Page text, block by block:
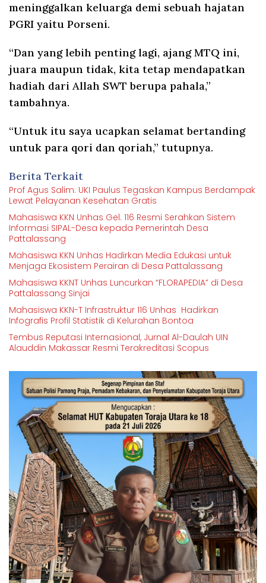
meninggalkan keluarga demi sebuah hajatan
PGRI yaitu Porseni.
“Dan yang lebih penting lagi, ajang MTQ ini,
juara maupun tidak, kita tetap mendapatkan
hadiah dari Allah SWT berupa pahala,”
tambahnya.
“Untuk itu saya ucapkan selamat bertanding
untuk para qori dan qoriah,” tutupnya.
Berita Terkait
Prof Agus Salim: UKI Paulus Tegaskan Kampus Berdampak
Lewat Pelayanan Kesehatan Gratis
Mahasiswa KKN Unhas Gel. 116 Resmi Serahkan Sistem
Informasi SIPAL-Desa kepada Pemerintah Desa
Pattalassang
Mahasiswa KKN Unhas Hadirkan Media Edukasi untuk
Menjaga Ekosistem Perairan di Desa Pattalassang
Mahasiswa KKNT Unhas Luncurkan “FLORAPEDIA” di Desa
Pattalassang Sinjai
Mahasiswa KKN-T Infrastruktur 116 Unhas Hadirkan
Infografis Profil Statistik di Kelurahan Bontoa
Tembus Reputasi Internasional, Jurnal Al-Daulah UIN
Alauddin Makassar Resmi Terakreditasi Scopus